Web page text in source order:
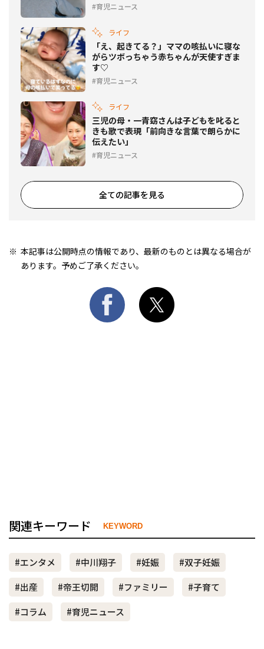
育児ニュース
ライフ
「え、起きてる？」ママの咳払いに寝な
がらツボっちゃう赤ちゃんが天使すぎま
す♡
育児ニュース
ライフ
三児の母・一青窈さんは子どもを叱ると
きも歌で表現「前向きな言葉で朗らかに
伝えたい」
育児ニュース
全ての記事を見る
本記事は公開時点の情報であり、最新のものとは異なる場合が
あります。予めご了承ください。
関連キーワード KEYWORD
#エンタメ #中川翔子 #妊娠
#双子妊娠
#出産
#帝王切開 #ファミリー
#子育て
#コラム
#育児ニュース